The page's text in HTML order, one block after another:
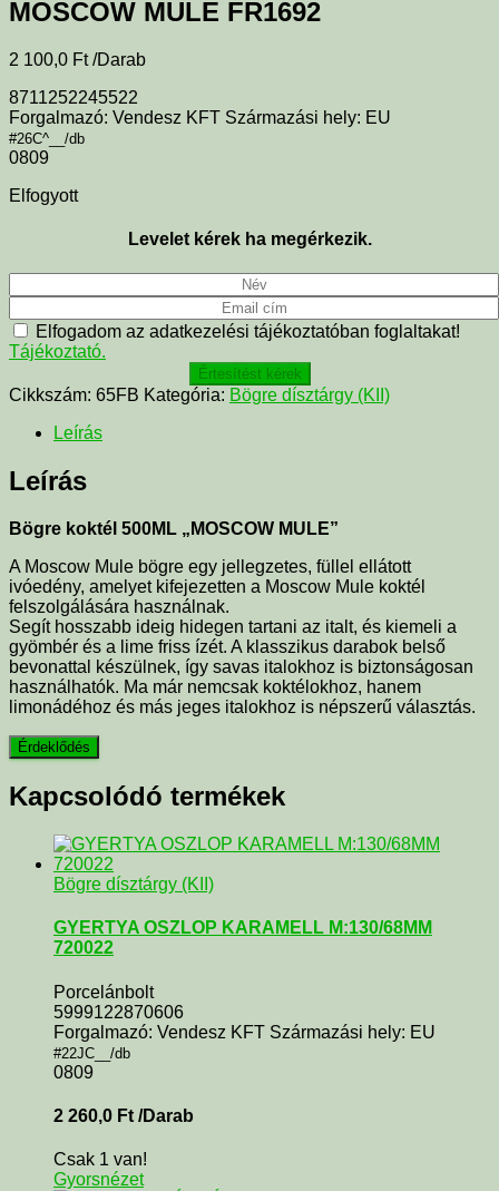
MOSCOW MULE FR1692
2 100,0 Ft /Darab
8711252245522
Forgalmazó: Vendesz KFT Származási hely: EU
#26C^__/db
0809
Elfogyott
Levelet kérek ha megérkezik.
Elfogadom az adatkezelési tájékoztatóban foglaltakat!
Tájékoztató.
Értesítést kérek
Cikkszám: 65FB Kategória: Bögre dísztárgy (KII)
Leírás
Leírás
Bögre koktél 500ML „MOSCOW MULE”
A Moscow Mule bögre egy jellegzetes, füllel ellátott
ivóedény, amelyet kifejezetten a Moscow Mule koktél
felszolgálására használnak.
Segít hosszabb ideig hidegen tartani az italt, és kiemeli a
gyömbér és a lime friss ízét. A klasszikus darabok belső
bevonattal készülnek, így savas italokhoz is biztonságosan
használhatók. Ma már nemcsak koktélokhoz, hanem
limonádéhoz és más jeges italokhoz is népszerű választás.
Kapcsolódó termékek
Bögre dísztárgy (KII)
GYERTYA OSZLOP KARAMELL M:130/68MM
720022
Porcelánbolt
5999122870606
Forgalmazó: Vendesz KFT Származási hely: EU
#22JC__/db
0809
2 260,0 Ft /Darab
Csak 1 van!
Gyorsnézet